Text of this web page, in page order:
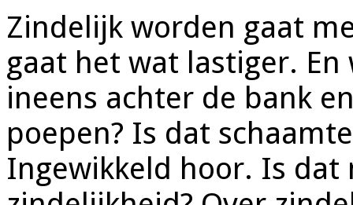
Zindelijk worden gaat
gaat het wat lastiger.
ineens achter de bank
poepen? Is dat
Ingewikkeld hoor. Is